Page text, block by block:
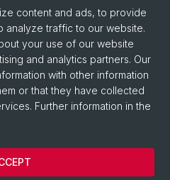
Sciences
content and ads, to provide
analyze traffic to our website.
your use of our website
and analytics partners. Our
with other information
or that they have collected
Further information in the